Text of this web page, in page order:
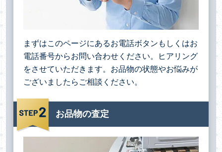
まずはこのページにあるお電話ボタンもしくはお
電話番号からお問い合わせください。ヒアリング
をさせていただきます。お品物の状態やお悩みが
ございましたらご相談ください。
お品物の査定